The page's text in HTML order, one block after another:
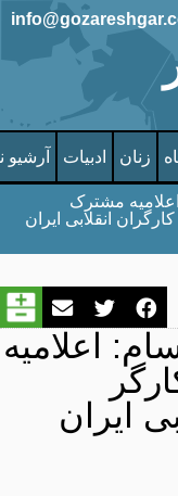
زنان ادبیات آرشیو
مشترک
انقلابی ایران
اعلامیه
ایران